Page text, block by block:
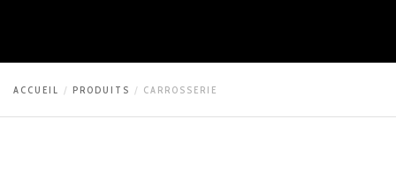
ACCUEIL PRODUITS CARROSSERIE